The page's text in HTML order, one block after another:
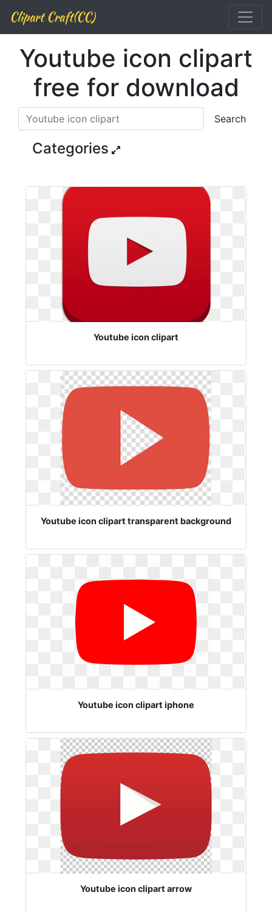
Clipart Craft(CC)
Youtube icon clipart
free for download
Search
Categories
Youtube icon clipart
Youtube icon clipart transparent background
Youtube icon clipart iphone
Youtube icon clipart arrow